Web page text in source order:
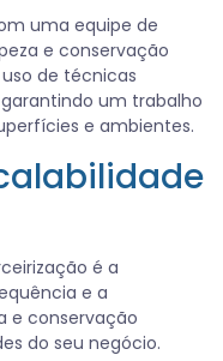
uma equipe de
e conservação
de técnicas
um trabalho
e ambientes.
é a
e a
e conservação
do seu negócio.